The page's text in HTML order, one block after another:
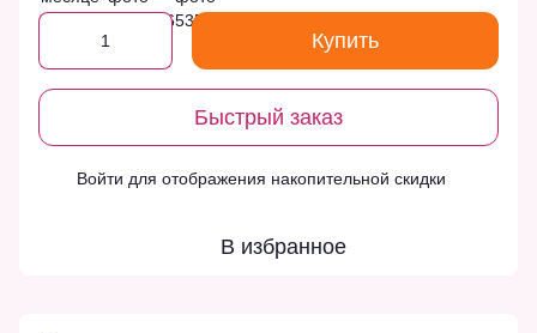
Купить
Быстрый заказ
Войти для отображения накопительной скидки
В избранное